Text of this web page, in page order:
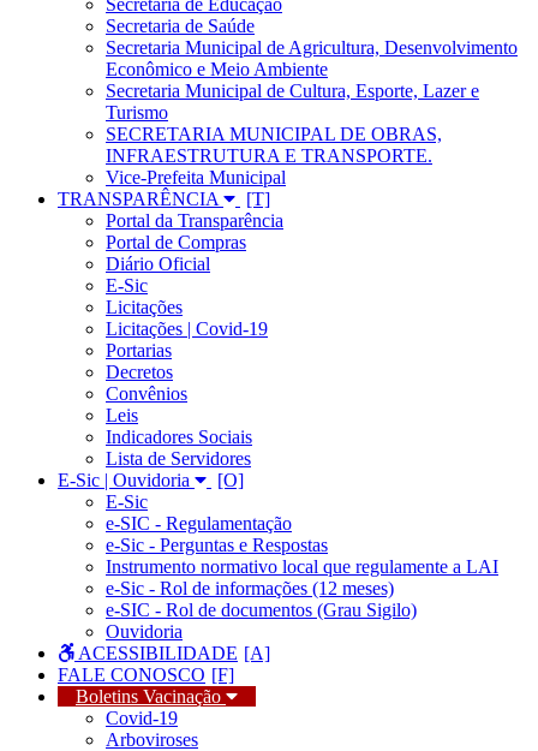
Secretaria de Educação
Secretaria de Saúde
Secretaria Municipal de Agricultura, Desenvolvimento
Econômico e Meio Ambiente
Secretaria Municipal de Cultura, Esporte, Lazer e
Turismo
SECRETARIA MUNICIPAL DE OBRAS,
INFRAESTRUTURA E TRANSPORTE.
Vice-Prefeita Municipal
TRANSPARÊNCIA
Portal da Transparência
Portal de Compras
Diário Oficial
E-Sic
Licitações
Licitações | Covid-19
Portarias
Decretos
Convênios
Leis
Indicadores Sociais
Lista de Servidores
E-Sic | Ouvidoria
E-Sic
e-SIC - Regulamentação
e-Sic - Perguntas e Respostas
Instrumento normativo local que regulamente a LAI
e-Sic - Rol de informações (12 meses)
e-SIC - Rol de documentos (Grau Sigilo)
Ouvidoria
ACESSIBILIDADE
FALE CONOSCO
Boletins Vacinação
Covid-19
Arboviroses